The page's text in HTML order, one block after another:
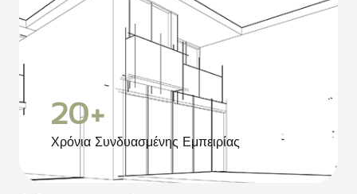
20+
Χρόνια Συνδυασμένης Εμπειρίας